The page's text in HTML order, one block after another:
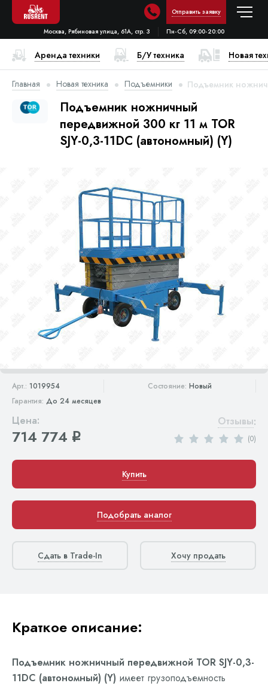
Отправить заявку
Москва, Рябиновая улица, 61А, стр. 3 Пн-Сб, 09:00-20:00
Аренда техники Б/У техника Новая
Главная Новая техника Подъемники Подъемник
Подъемник ножничный
передвижной 300 кг 11 м TOR
SJY-0,3-11DC (автономный) (Y)
Арт.: 1019954 Состояние: Новый
Гарантия: До 24 месяцев
Цена:
714 774 q
Отзывы:
(0)
Купить
Подобрать аналог
Сдать в Trade-In Хочу продать
Краткое описание:
Подъемник ножничный передвижной TOR SJY-0,3-
11DC (автономный) (Y) имеет грузоподъемность